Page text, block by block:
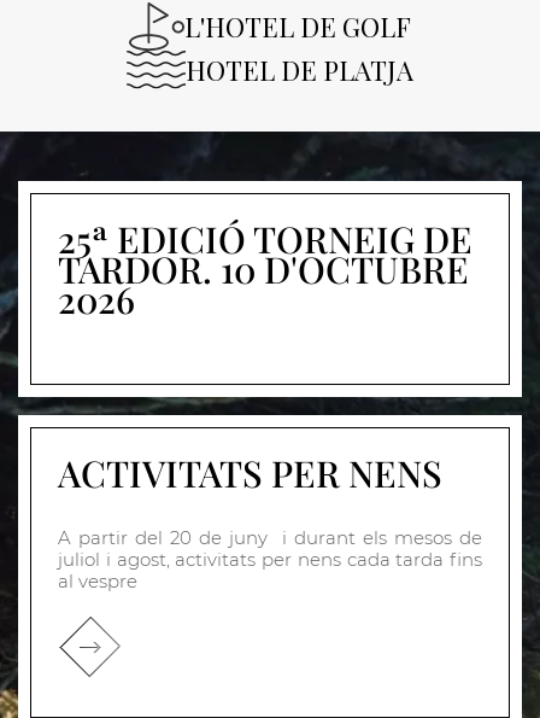
L'HOTEL DE GOLF
HOTEL DE PLATJA
25ª EDICIÓ TORNEIG DE
TARDOR. 10 D'OCTUBRE
2026
ACTIVITATS PER NENS
A partir del 20 de juny i durant els mesos de
juliol i agost, activitats per nens cada tarda fins
al vespre